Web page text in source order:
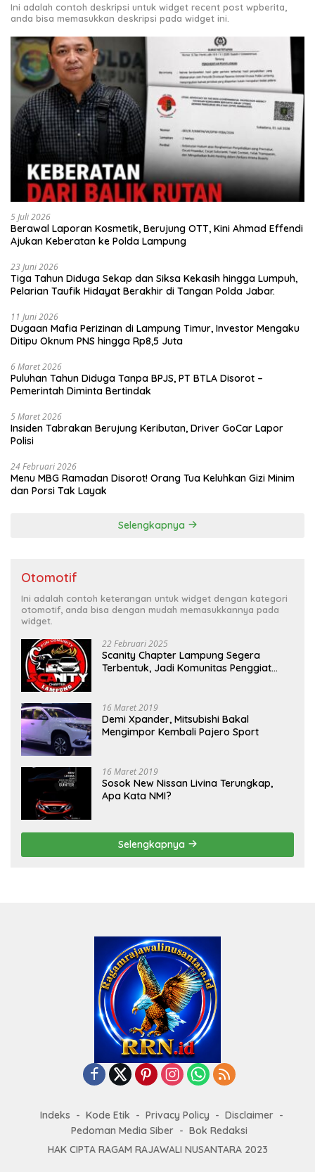
Ini adalah contoh deskripsi untuk widget recent post wpberita,
anda bisa memasukkan deskripsi pada widget ini.
5 Juli 2026
Berawal Laporan Kosmetik, Berujung OTT, Kini Ahmad Effendi
Ajukan Keberatan ke Polda Lampung
23 Juni 2026
Tiga Tahun Diduga Sekap dan Siksa Kekasih hingga Lumpuh,
Pelarian Taufik Hidayat Berakhir di Tangan Polda Jabar.
11 Juni 2026
Dugaan Mafia Perizinan di Lampung Timur, Investor Mengaku
Ditipu Oknum PNS hingga Rp8,5 Juta
6 Maret 2026
Puluhan Tahun Diduga Tanpa BPJS, PT BTLA Disorot –
Pemerintah Diminta Bertindak
5 Maret 2026
Insiden Tabrakan Berujung Keributan, Driver GoCar Lapor
Polisi
24 Februari 2026
Menu MBG Ramadan Disorot! Orang Tua Keluhkan Gizi Minim
dan Porsi Tak Layak
Selengkapnya
Otomotif
Ini adalah contoh keterangan untuk widget dengan kategori
otomotif, anda bisa dengan mudah memasukkannya pada
widget.
22 Februari 2025
Scanity Chapter Lampung Segera
Terbentuk, Jadi Komunitas Penggiat
16 Maret 2019
Demi Xpander, Mitsubishi Bakal
Mengimpor Kembali Pajero Sport
16 Maret 2019
Sosok New Nissan Livina Terungkap,
Apa Kata NMI?
Selengkapnya
Indeks Kode Etik Privacy Policy
Disclaimer
Pedoman Media Siber
Bok Redaksi
HAK CIPTA RAGAM RAJAWALI NUSANTARA 2023